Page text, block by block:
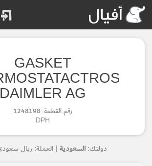
GASKET
DAIMLER AG
رقم القطعة: 1248198
DPH
دولتك: السعودية | العملة: ريال
تم إضافة القطعة بنجاح.
الرجوع لصفحة البحث
Part Successfully
Selected
تم إضافة القطعة للسلة
إتمام عملية الشراء
Part Added to Cart
Checkout